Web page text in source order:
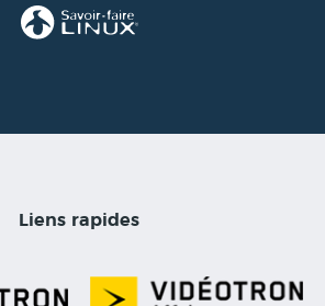
Liens rapides